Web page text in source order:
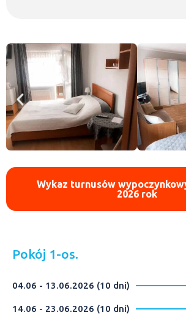
Wykaz turnusów
2026 rok
Pokój 1-os.
04.06 - 13.06.2026 (10 dni)
14.06 - 23.06.2026 (10 dni)